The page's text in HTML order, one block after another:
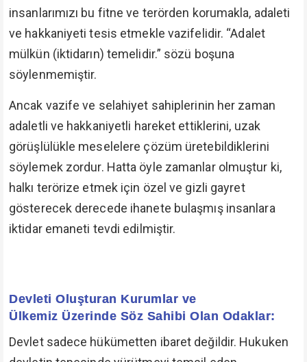
insanlarımızı bu fitne ve terörden korumakla, adaleti
ve hakkaniyeti tesis etmekle vazifelidir. “Adalet
mülkün (iktidarın) temelidir.” sözü boşuna
söylenmemiştir.
Ancak vazife ve selahiyet sahiplerinin her zaman
adaletli ve hakkaniyetli hareket ettiklerini, uzak
görüşlülükle meselelere çözüm üretebildiklerini
söylemek zordur. Hatta öyle zamanlar olmuştur ki,
halkı terörize etmek için özel ve gizli gayret
gösterecek derecede ihanete bulaşmış insanlara
iktidar emaneti tevdi edilmiştir.
Devleti Oluşturan Kurumlar ve
Ülkemiz Üzerinde Söz Sahibi Olan Odaklar:
Devlet sadece hükümetten ibaret değildir. Hukuken